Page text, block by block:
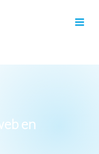
en